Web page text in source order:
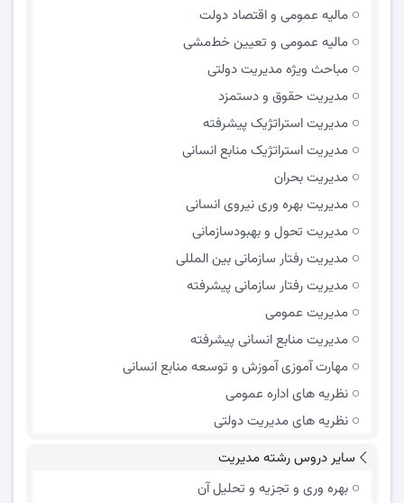
مالیه عمومی و اقتصاد دولت
مالیه عمومی و تعیین خط‌مشی
مباحث ویژه مدیریت دولتی
مديريت حقوق و دستمزد
مدیریت استراتژیک پیشرفته
مدیریت استراتژیک منابع انسانی
مدیریت بحران
مدیریت بهره وری نیروی انسانی
مدیریت تحول و بهبود‌سازمانی
مدیریت رفتار سازمانی بین المللی
مدیریت رفتار سازمانی پیشرفته
مدیریت عمومی
مدیریت منابع انسانی پیشرفته
مهارت آموزی آموزش و توسعه منابع انسانی
نظریه های اداره عمومی
نظریه های مدیریت دولتی
سایر دروس رشته مدیریت
بهره وری و تجزیه و تحلیل آن